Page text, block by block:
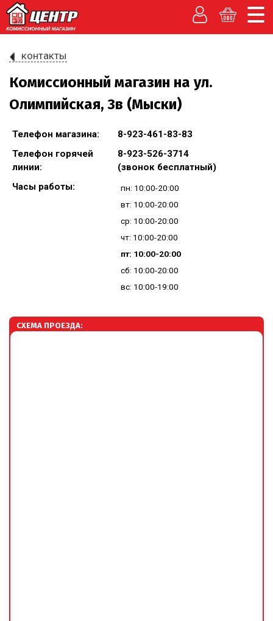
контакты
Комиссионный магазин на ул.
Олимпийская, 3в (Мыски)
Телефон магазина:
8-923-461-83-83
Телефон горячей
линии:
8-923-526-3714
(звонок бесплатный)
Часы работы:
пн: 10:00-20:00
вт: 10:00-20:00
ср: 10:00-20:00
чт: 10:00-20:00
пт: 10:00-20:00
сб: 10:00-20:00
вс: 10:00-19:00
СХЕМА ПРОЕЗДА: